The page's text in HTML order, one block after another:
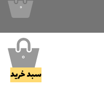
۰
۰
سبد خرید